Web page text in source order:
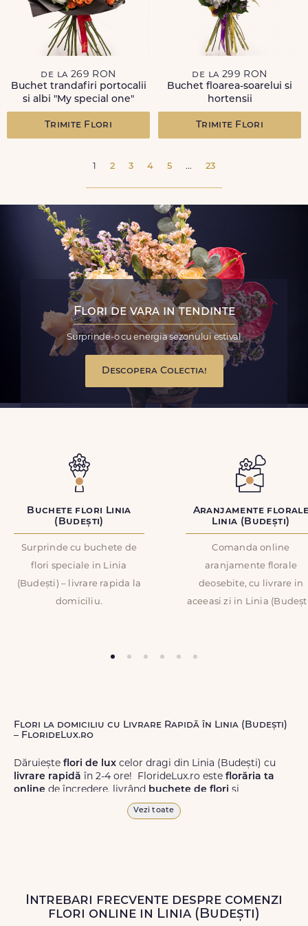
de la 269 RON
Buchet trandafiri portocalii
si albi "My special one"
Trimite Flori
de la 299 RON
Buchet floarea-soarelui si
hortensii
Trimite Flori
1 2 3 4 5 ... 23
Flori de vara in tendinte
Surprinde-o cu energia sezonului estival
Descopera Colectia!
Buchete flori Linia
(Budești)
Surprinde cu buchete de
flori speciale in Linia
(Budești) – livrare rapida la
domiciliu.
Aranjamente
Linia (Budești)
Comanda online
aranjamente florale
deosebite, cu livrare in
aceeasi zi in Linia
Flori la domiciliu cu Livrare Rapidă în Linia (Budești)
– FlorideLux.ro
Dăruiește flori de lux celor dragi din Linia (Budești) cu
livrare rapidă în 2-4 ore! FlorideLux.ro este florăria ta
online de încredere, livrând buchete de flori și
de calitate superioară în Linia
(Budești) și în toată România.
Livrăm buchete de florichiar și în weekend , pentru ca tu
Vezi toate
Intrebari frecvente despre comenzi
flori online in Linia (Budești)